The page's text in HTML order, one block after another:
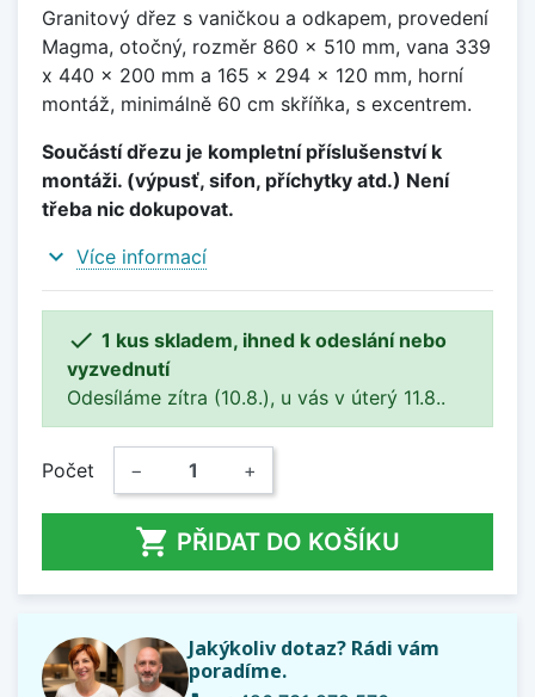
Granitový dřez s vaničkou a odkapem, provedení
Magma, otočný, rozměr 860 x 510 mm, vana 339
x 440 x 200 mm a 165 x 294 x 120 mm, horní
montáž, minimálně 60 cm skříňka, s excentrem.
Součástí dřezu je kompletní příslušenství k
montáži. (výpusť, sifon, příchytky atd.) Není
třeba nic dokupovat.
expand_more Více informací
 1 kus skladem, ihned k odeslání nebo
vyzvednutí
Odesíláme zítra (10.8.), u vás v úterý 11.8..
Počet − +
 PŘIDAT DO KOŠÍKU
Jakýkoliv dotaz? Rádi vám
poradíme.